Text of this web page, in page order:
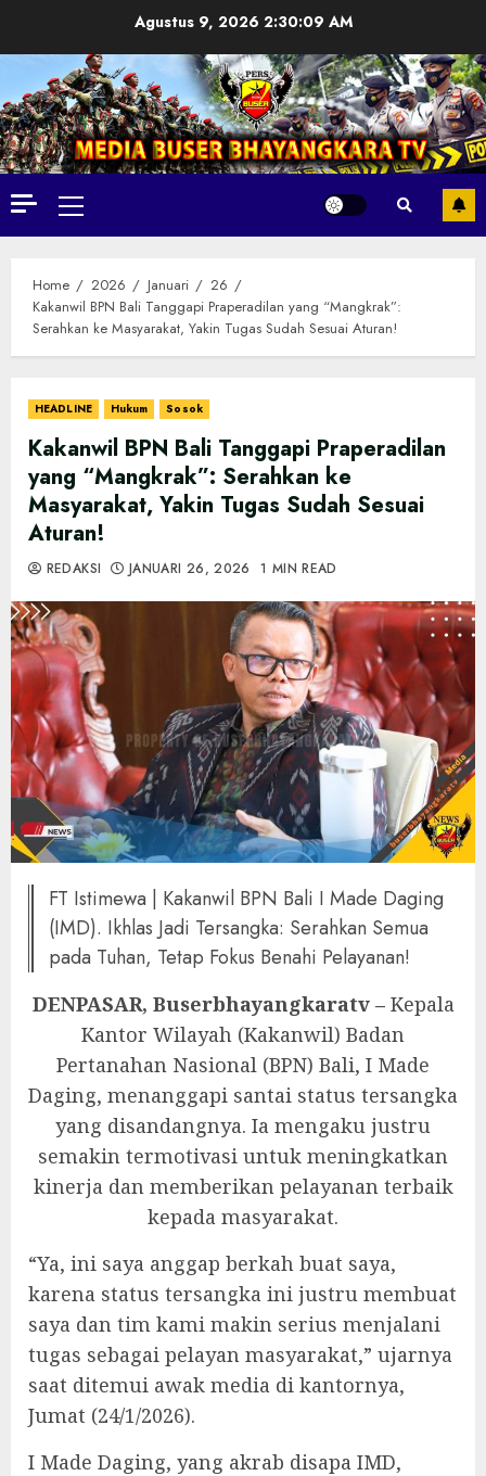
Agustus 9, 20262:30:10 AM
Primary
Menu
Home 2026 Januari
26
Kakanwil BPN Bali Tanggapi Praperadilan yang “Mangkrak”:
Serahkan ke Masyarakat, Yakin Tugas Sudah Sesuai Aturan!
HEADLINE Hukum Sosok
Kakanwil BPN Bali Tanggapi Praperadilan
yang “Mangkrak”: Serahkan ke
Masyarakat, Yakin Tugas Sudah Sesuai
Aturan!
REDAKSI JANUARI 26, 2026 1 MIN READ
FT Istimewa | Kakanwil BPN Bali I Made Daging
(IMD). Ikhlas Jadi Tersangka: Serahkan Semua
pada Tuhan, Tetap Fokus Benahi Pelayanan!
DENPASAR, Buserbhayangkaratv – Kepala
Kantor Wilayah (Kakanwil) Badan
Pertanahan Nasional (BPN) Bali, I Made
Daging, menanggapi santai status tersangka
yang disandangnya. Ia mengaku justru
semakin termotivasi untuk meningkatkan
kinerja dan memberikan pelayanan terbaik
kepada masyarakat.
“Ya, ini saya anggap berkah buat saya,
karena status tersangka ini justru membuat
saya dan tim kami makin serius menjalani
tugas sebagai pelayan masyarakat,” ujarnya
saat ditemui awak media di kantornya,
Jumat (24/1/2026).
I Made Daging, yang akrab disapa IMD,